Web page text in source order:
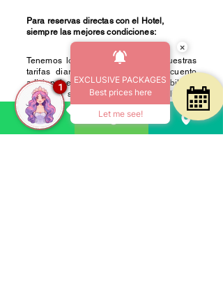
Para reservas directas con el Hotel,
siempre las mejores condiciones:
Tenemos los mejores precios en nuestras
tarifas diarias, y un 10% de descuento
adicional en PIX. Consultar disponibilidad
el fin de semana de la Prueba. Elige tu
apartamento y añade el Paquete si lo
deseas:
×
EXCLUSIVE PACKAGES
Best prices here
Let me see!
1